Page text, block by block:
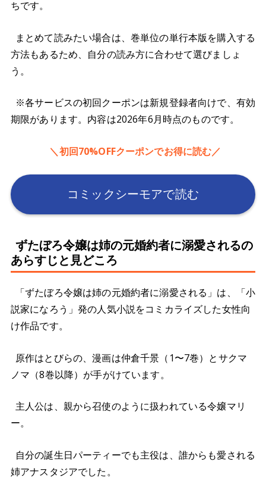
ちです。
まとめて読みたい場合は、巻単位の単行本版を購入する
方法もあるため、自分の読み方に合わせて選びましょ
う。
※各サービスの初回クーポンは新規登録者向けで、有効
期限があります。内容は2026年6月時点のものです。
＼初回70%OFFクーポンでお得に読む／
コミックシーモアで読む
ずたぼろ令嬢は姉の元婚約者に溺愛されるの
あらすじと見どころ
「ずたぼろ令嬢は姉の元婚約者に溺愛される」は、「小
説家になろう」発の人気小説をコミカライズした女性向
け作品です。
原作はとびらの、漫画は仲倉千景（1〜7巻）とサクマ
ノマ（8巻以降）が手がけています。
主人公は、親から召使のように扱われている令嬢マリ
ー。
自分の誕生日パーティーでも主役は、誰からも愛される
姉アナスタジアでした。